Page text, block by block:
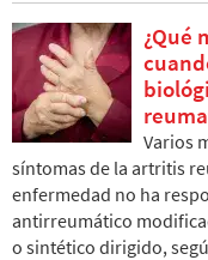
¿Qué
Varios
síntomas de la artritis
enfermedad no ha
antirreumático
o sintético dirigido,